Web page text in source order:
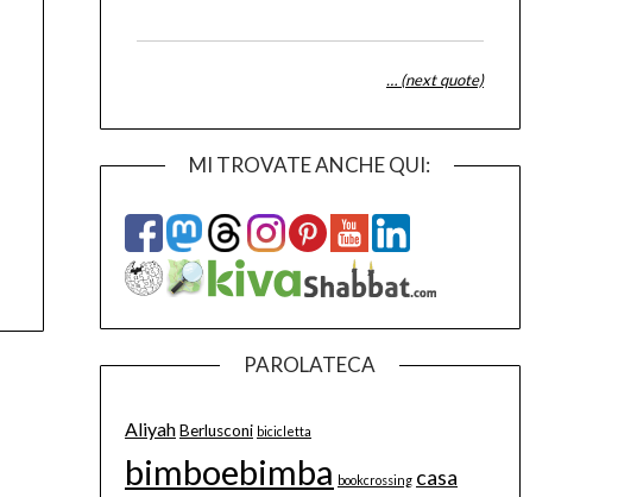
… (next quote)
MI TROVATE ANCHE QUI:
PAROLATECA
AliyahBerlusconi bicicletta
bimboebimba bookcrossing casa